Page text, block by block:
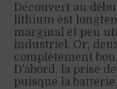
Découvert au
lithium est
marginal et peu
industriel. Or,
complètement
D’abord, la prise
puisque la